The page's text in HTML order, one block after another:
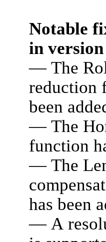
Notable
in version
— The
reduction
been
— The
function
— The
has been
— A